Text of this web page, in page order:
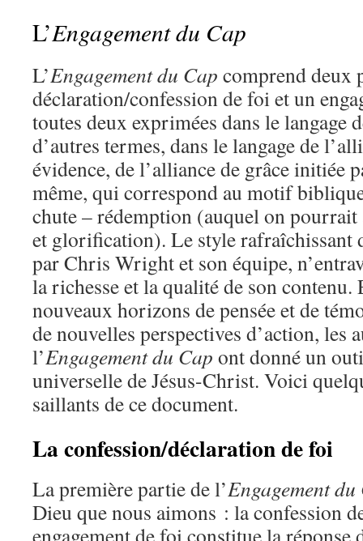
L’Engagement du Cap
L’Engagement du Cap comprend deux
déclaration/confession de foi et un
toutes deux exprimées dans le langage
d’autres termes, dans le langage de
évidence, de l’alliance de grâce initiée
même, qui correspond au motif
chute – rédemption (auquel on
et glorification). Le style rafraîchissant
par Chris Wright et son équipe,
la richesse et la qualité de son contenu.
nouveaux horizons de pensée et de
de nouvelles perspectives d’action, les
l’Engagement du Cap ont donné un
universelle de Jésus-Christ. Voici
saillants de ce document.
La confession/déclaration de foi
La première partie de l’Engagement du
Dieu que nous aimons : la confession
engagement de foi constitue la réponse